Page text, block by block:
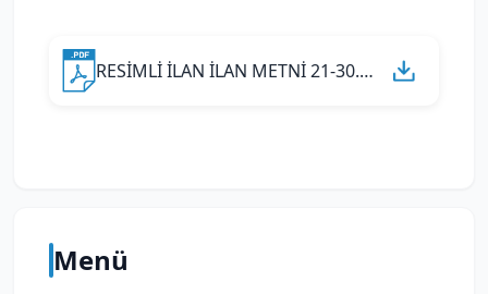
Menü
RESİMLİ İLAN İLAN METNİ 21-30.04.2025.pdf